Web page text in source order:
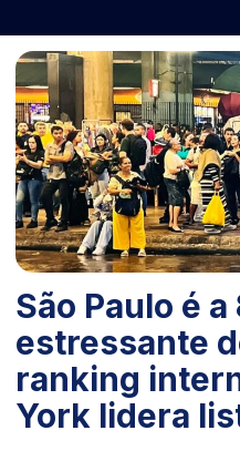
São Paulo é
estressante
ranking
York lidera